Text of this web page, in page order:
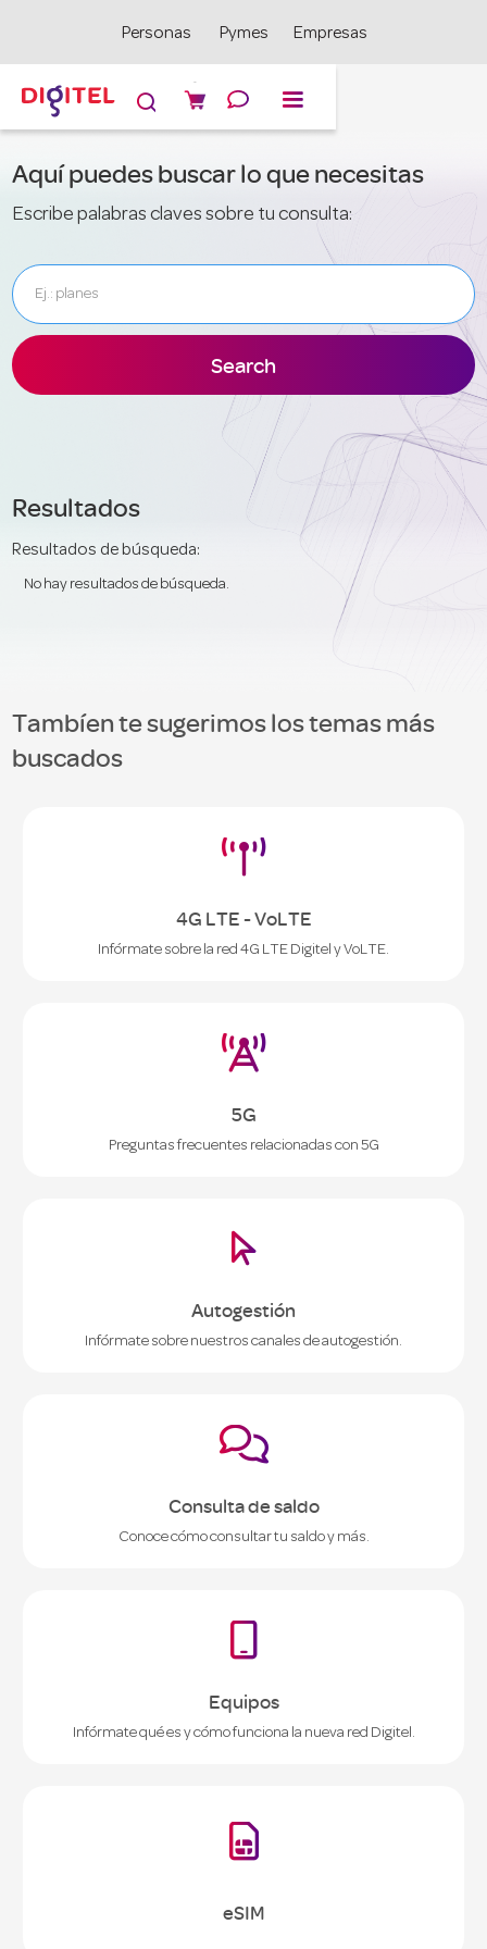
Personas Pymes Empresas

Aquí puedes buscar lo que necesitas
Escribe palabras claves sobre tu consulta:
Resultados
Resultados de búsqueda:
No hay resultados de búsqueda.
Tambíen te sugerimos los temas más
buscados

4G LTE - VoLTE
Infórmate sobre la red 4G LTE Digitel y VoLTE.

5G
Preguntas frecuentes relacionadas con 5G

Autogestión
Infórmate sobre nuestros canales de autogestión.

Consulta de saldo
Conoce cómo consultar tu saldo y más.

Equipos
Infórmate qué es y cómo funciona la nueva red Digitel.

eSIM